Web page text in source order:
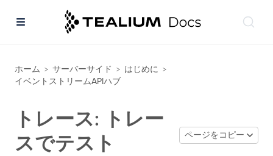
ホーム > サーバーサイド > はじめに >
イベントストリームAPIハブ
トレース: トレー
スでテスト
ページをコピー